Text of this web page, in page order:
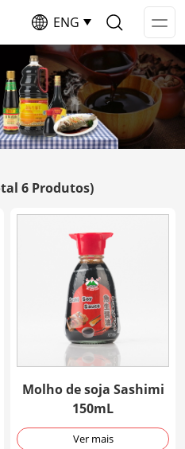
ENG
6 Produtos)
Molho de soja Sashimi
150mL
Ver mais